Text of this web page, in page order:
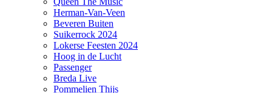
Herman-Van-Veen
Beveren Buiten
Suikerrock 2024
Lokerse Feesten 2024
Hoog in de Lucht
Passenger
Breda Live
Pommelien Thijs